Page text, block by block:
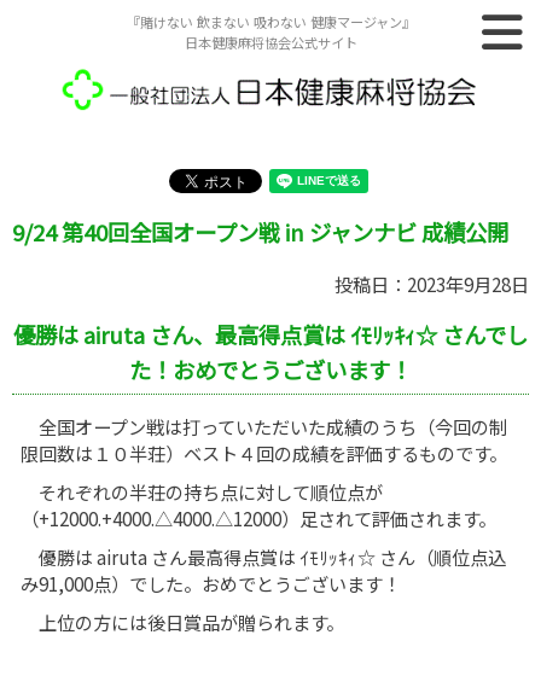
『賭けない 飲まない 吸わない 健康マージャン』
日本健康麻将協会公式サイト
9/24 第40回全国オープン戦 in ジャンナビ 成績公開
投稿日：2023年9月28日
優勝は airuta さん、最高得点賞は ｲﾓﾘｯｷｨ☆ さんでし
た！おめでとうございます！
全国オープン戦は打っていただいた成績のうち（今回の制
限回数は１０半荘）ベスト４回の成績を評価するものです。
それぞれの半荘の持ち点に対して順位点が
（+12000.+4000.△4000.△12000）足されて評価されます。
優勝は airuta さん最高得点賞は ｲﾓﾘｯｷｨ☆ さん（順位点込
み91,000点）でした。おめでとうございます！
上位の方には後日賞品が贈られます。